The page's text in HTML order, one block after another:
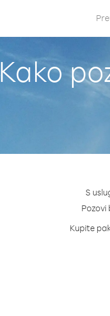
Kako
S
Pozovi
Kupite